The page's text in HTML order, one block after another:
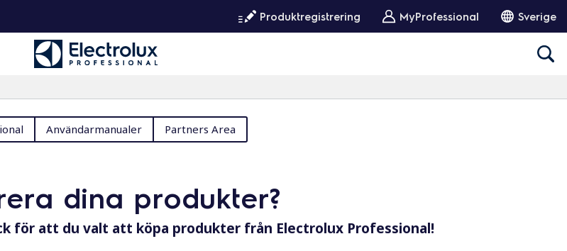
Produktregistrering MyProfessional Sverige
Användarmanualer Partners Area
dina produkter?
för att du valt att köpa produkter från Electrolux Professional!